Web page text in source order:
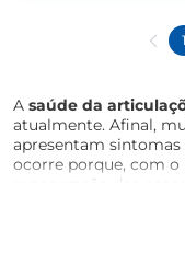
1
A saúde da
atualmente. Afinal,
apresentam sintomas
ocorre porque, com o
regeneração dos
Esses problemas